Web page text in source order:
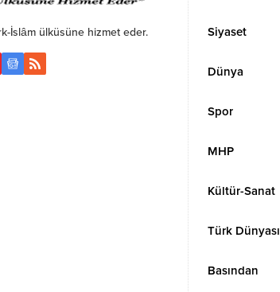
İslâm ülküsüne hizmet eder. Siyaset
Dünya
Spor
MHP
Kültür-Sanat
Türk Dünyası
Basından